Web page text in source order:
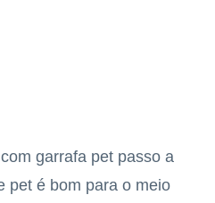
garrafa pet passo a
pet é bom para o meio